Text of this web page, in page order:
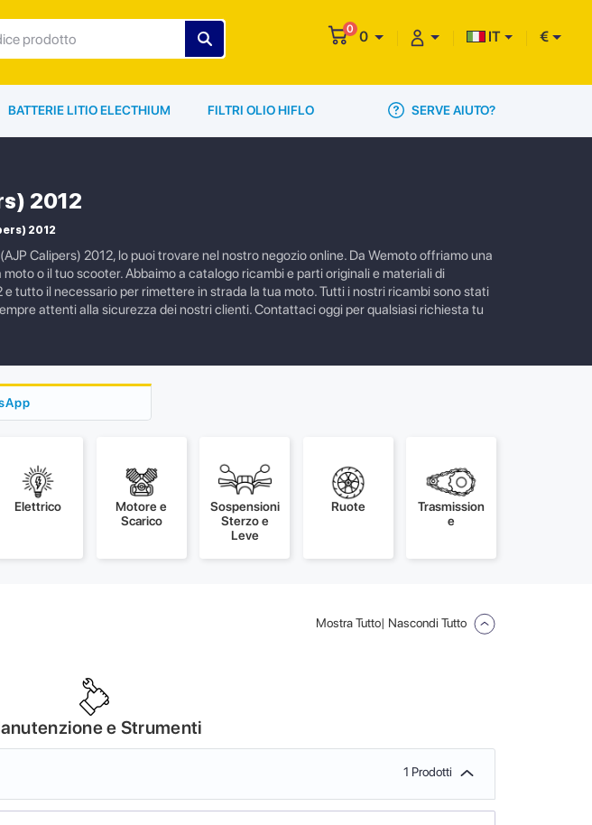
0 0 IT €
BATTERIE LITIO ELECTHIUM FILTRI OLIO HIFLO SERVE AIUTO?
2012
2012
Calipers) 2012, lo puoi trovare nel nostro negozio online. Da Wemoto offriamo una
o il tuo scooter. Abbaimo a catalogo ricambi e parti originali e materiali di
e tutto il necessario per rimettere in strada la tua moto. Tutti i nostri ricambi sono stati
attenti alla sicurezza dei nostri clienti. Contattaci oggi per qualsiasi richiesta tu
Elettrico
Motore e
Scarico
Sospensioni
Sterzo e
Leve
Ruote
Trasmission
e
Mostra Tutto| Nascondi Tutto
e Strumenti
1 Prodotti